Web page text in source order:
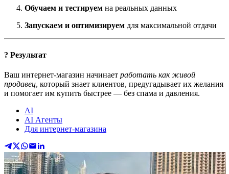
Обучаем и тестируем на реальных данных
Запускаем и оптимизируем для максимальной отдачи
? Результат
Ваш интернет-магазин начинает работать как живой
продавец, который знает клиентов, предугадывает их желания
и помогает им купить быстрее — без спама и давления.
AI
AI Агенты
Для интернет-магазина